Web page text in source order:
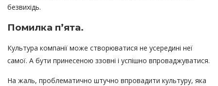
безвихідь.
Помилка п’ята.
Культура компанії може створюватися не усередині неї
самої. А бути принесеною ззовні і успішно впроваджуватися.
На жаль, проблематично штучно впровадити культуру, яка